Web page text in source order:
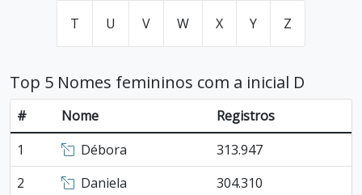
T U V W X Y Z
Top 5 Nomes femininos com a inicial D
# Nome
Registros
1
Débora
313.947
2
Daniela
304.310